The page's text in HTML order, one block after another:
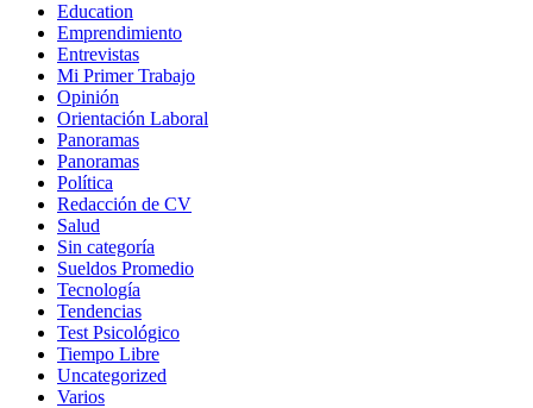
Education
Emprendimiento
Entrevistas
Mi Primer Trabajo
Opinión
Orientación Laboral
Panoramas
Panoramas
Política
Redacción de CV
Salud
Sin categoría
Sueldos Promedio
Tecnología
Tendencias
Test Psicológico
Tiempo Libre
Uncategorized
Varios